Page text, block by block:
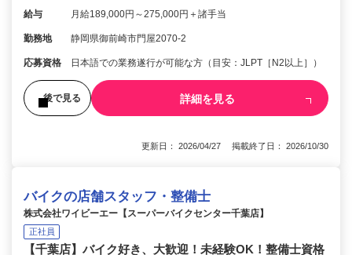
給与 月給189,000円～275,000円＋諸手当
勤務地 静岡県御前崎市門屋2070-2
応募資格 日本語での業務遂行が可能な方（目安：JLPT［N2以上］）
後で見る 詳細を見る
更新日： 2026/04/27 掲載終了日： 2026/10/30
バイクの店舗スタッフ・整備士
株式会社ワイビーエー【スーパーバイクセンター千葉店】
正社員
【千葉店】バイク好き、大歓迎！未経験OK！整備士資格